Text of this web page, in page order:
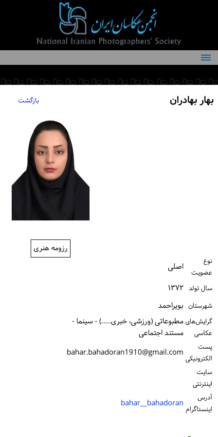
درباره انجمن
کمیته‌های انجمن
بهار بهادران بازگشت
رزومه هنری
نوع
عضویت
اصلی
سال تولد ۱۳۷۲
شهرستان بویراحمد
گرایش‌های
عکاسی
مطبوعاتی (ورزشی، خبری.....) - سینما -
مستند اجتماعی
پست
الكترونیكی bahar.bahadoran1910@gmail.com
سایت
اینترنتی
آدرس
اینستاگرام bahar__bahadoran